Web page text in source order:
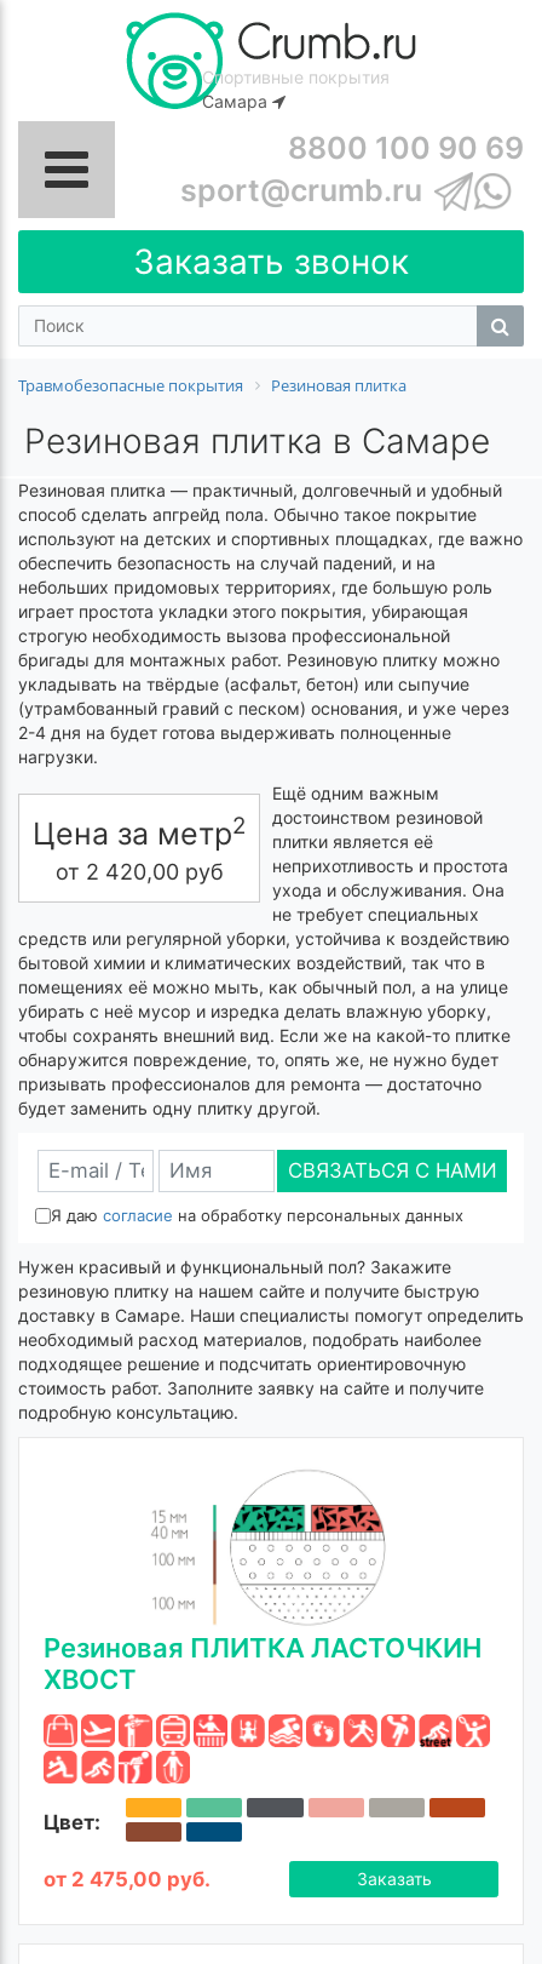
Спортивные покрытия
Самара
8800 100 90 69
sport@crumb.ru
Заказать звонок
Травмобезопасные покрытия Резиновая плитка
Резиновая плитка в Самаре
Резиновая плитка — практичный, долговечный и удобный
способ сделать апгрейд пола. Обычно такое покрытие
используют на детских и спортивных площадках, где важно
обеспечить безопасность на случай падений, и на
небольших придомовых территориях, где большую роль
играет простота укладки этого покрытия, убирающая
строгую необходимость вызова профессиональной
бригады для монтажных работ. Резиновую плитку можно
укладывать на твёрдые (асфальт, бетон) или сыпучие
(утрамбованный гравий с песком) основания, и уже через
2-4 дня на будет готова выдерживать полноценные
нагрузки.
Цена за метр2
от 2 420,00 руб
Ещё одним важным
достоинством резиновой
плитки является её
неприхотливость и простота
ухода и обслуживания. Она
не требует специальных
средств или регулярной уборки, устойчива к воздействию
бытовой химии и климатических воздействий, так что в
помещениях её можно мыть, как обычный пол, а на улице
убирать с неё мусор и изредка делать влажную уборку,
чтобы сохранять внешний вид. Если же на какой-то плитке
обнаружится повреждение, то, опять же, не нужно будет
призывать профессионалов для ремонта — достаточно
будет заменить одну плитку другой.
СВЯЗАТЬСЯ С НАМИ
Я даю согласие на обработку персональных данных
Нужен красивый и функциональный пол? Закажите
резиновую плитку на нашем сайте и получите быструю
доставку в Самаре. Наши специалисты помогут определить
необходимый расход материалов, подобрать наиболее
подходящее решение и подсчитать ориентировочную
стоимость работ. Заполните заявку на сайте и получите
подробную консультацию.
Резиновая ПЛИТКА ЛАСТОЧКИН
ХВОСТ
Цвет:
от 2 475,00 руб. Заказать